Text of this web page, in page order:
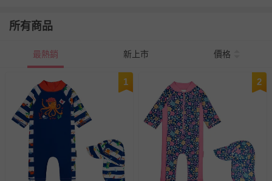
所有商品
最熱銷 新上市 價格
1 2